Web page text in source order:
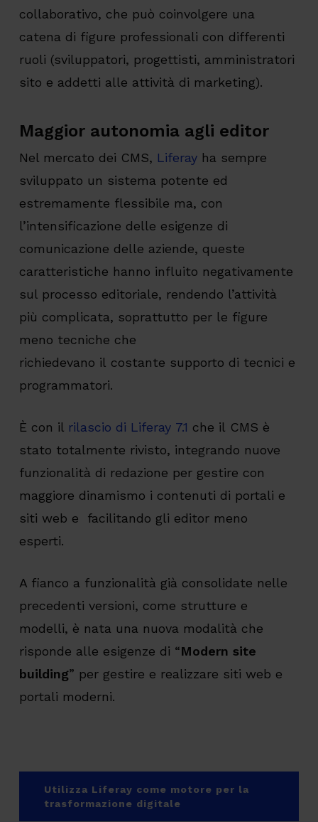
collaborativo, che può coinvolgere una
catena di figure professionali con differenti
ruoli (sviluppatori, progettisti, amministratori
sito e addetti alle attività di marketing).
Maggior autonomia agli editor
Nel mercato dei CMS, Liferayha sempre
sviluppato un sistema potente ed
estremamente flessibile ma, con
l’intensificazione delle esigenze di
comunicazione delle aziende, queste
caratteristiche hanno influito negativamente
sul processo editoriale, rendendo l’attività
più complicata, soprattutto per le figure
meno tecniche che
richiedevano il costante supporto di tecnici e
programmatori.
È con il rilascio di Liferay 7.1 che il CMS è
stato totalmente rivisto, integrando nuove
funzionalità di redazione per gestire con
maggiore dinamismo i contenuti di portali e
siti web e facilitando gli editor meno
esperti.
A fianco a funzionalità già consolidate nelle
precedenti versioni, come strutture e
modelli, è nata una nuova modalità che
risponde alle esigenze di “Modern site
building” per gestire e realizzare siti web e
portali moderni.
Utilizza Liferay come motore per la
trasformazione digitale